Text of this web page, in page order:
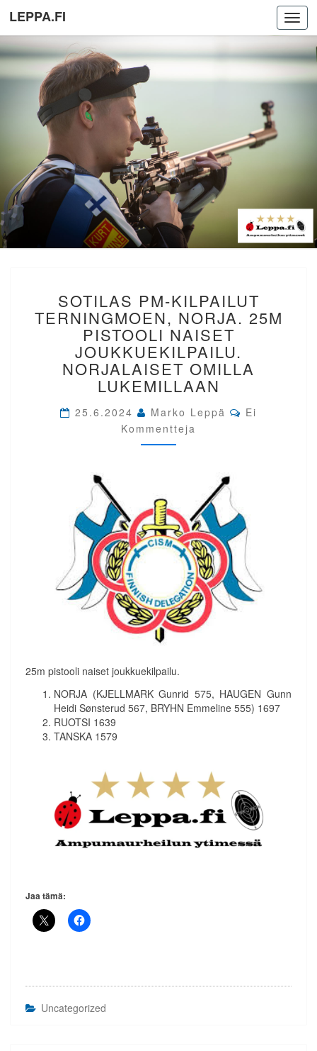
LEPPA.FI
PM-
KILPAILUT
TERNINGMOEN,
NORJA.
25M
PISTOOLI
NAISET
NORJALAISET
OMILLA
LUKEMILLAAN
SOTILAS PM-KILPAILUT
TERNINGMOEN, NORJA. 25M
PISTOOLI NAISET
JOUKKUEKILPAILU.
NORJALAISET OMILLA
LUKEMILLAAN
25.6.2024 Marko Leppä Comments
Ei
Kommentteja
25m pistooli naiset joukkuekilpailu.
NORJA (KJELLMARK Gunrid 575, HAUGEN Gunn
Heidi Sønsterud 567, BRYHN Emmeline 555) 1697
RUOTSI 1639
TANSKA 1579
Jaa tämä:
Uncategorized